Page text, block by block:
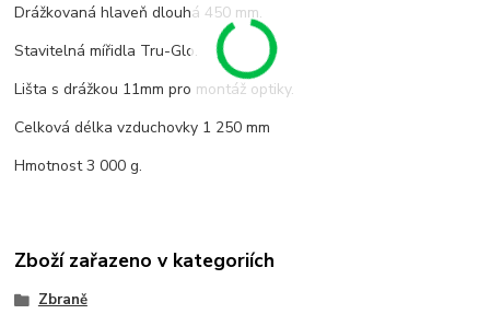
Drážkovaná hlaveň dlouhá 450 mm.
Stavitelná mířidla Tru-Glo.
Lišta s drážkou 11mm pro montáž optiky.
Celková délka vzduchovky 1 250 mm
Hmotnost 3 000 g.
Zboží zařazeno v kategoriích
Zbraně